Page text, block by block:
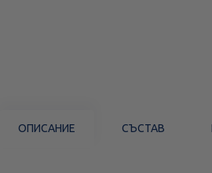
ОПИСАНИЕ СЪСТАВ